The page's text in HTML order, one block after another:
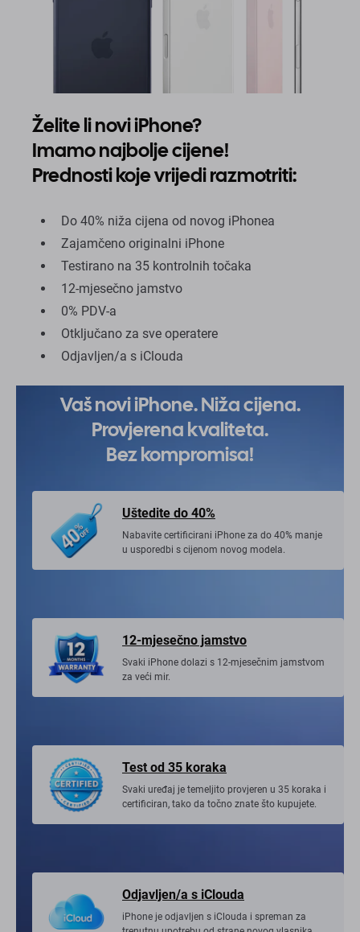
Želite li novi iPhone?
Imamo najbolje cijene!
Prednosti koje vrijedi razmotriti:
Do 40% niža cijena od novog iPhonea
Zajamčeno originalni iPhone
Testirano na 35 kontrolnih točaka
12-mjesečno jamstvo
0% PDV-a
Otključano za sve operatere
Odjavljen/a s iClouda
Vaš novi iPhone. Niža cijena.
Provjerena kvaliteta.
Bez kompromisa!
Uštedite do 40%
Nabavite certificirani iPhone za do 40% manje
u usporedbi s cijenom novog modela.
12-mjesečno jamstvo
Svaki iPhone dolazi s 12-mjesečnim jamstvom
za veći mir.
Test od 35 koraka
Svaki uređaj je temeljito provjeren u 35 koraka i
certificiran, tako da točno znate što kupujete.
Odjavljen/a s iClouda
iPhone je odjavljen s iClouda i spreman za